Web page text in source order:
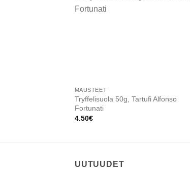
MAUSTEET
Tryffelisuola 50g, Tartufi Alfonso
Fortunati
4.50€
UUTUUDET